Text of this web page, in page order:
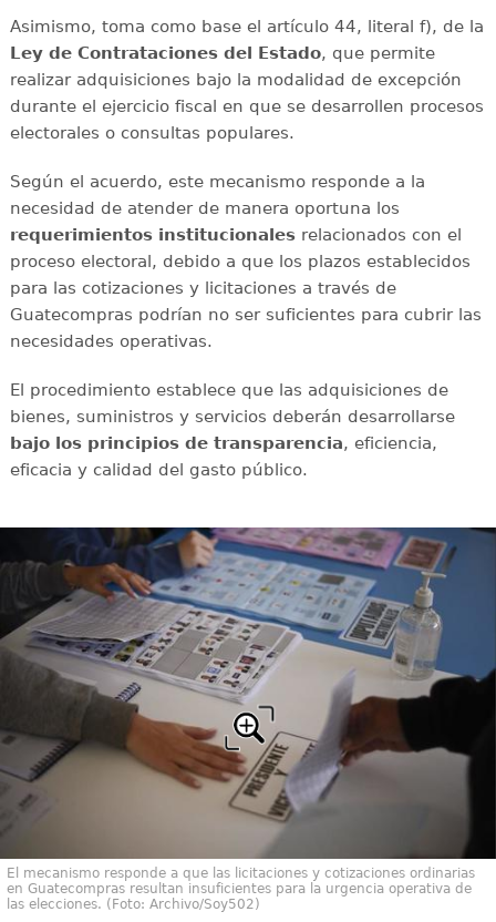
Asimismo, toma como base el artículo 44, literal f), de la
Ley de Contrataciones del Estado, que permite
realizar adquisiciones bajo la modalidad de excepción
durante el ejercicio fiscal en que se desarrollen procesos
electorales o consultas populares.
Según el acuerdo, este mecanismo responde a la
necesidad de atender de manera oportuna los
requerimientos institucionalesrelacionados con el
proceso electoral, debido a que los plazos establecidos
para las cotizaciones y licitaciones a través de
Guatecompras podrían no ser suficientes para cubrir las
necesidades operativas.
El procedimiento establece que las adquisiciones de
bienes, suministros y servicios deberán desarrollarse
bajo los principios de transparencia, eficiencia,
eficacia y calidad del gasto público.
El mecanismo responde a que las licitaciones y cotizaciones ordinarias
en Guatecompras resultan insuficientes para la urgencia operativa de
las elecciones. (Foto: Archivo/Soy502)